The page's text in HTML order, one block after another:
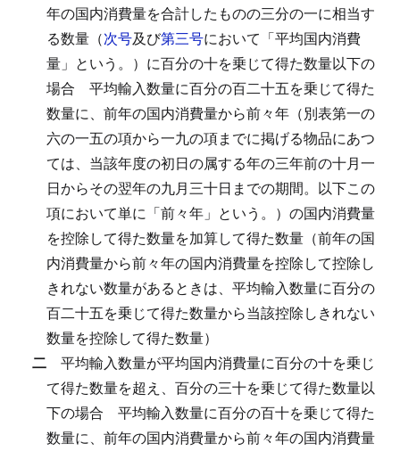
年の国内消費量を合計したものの三分の一に相当す
る数量（次号及び第三号において「平均国内消費
量」という。）に百分の十を乗じて得た数量以下の
場合
平均輸入数量に百分の百二十五を乗じて得た
数量に、前年の国内消費量から前々年（別表第一の
六の一五の項から一九の項までに掲げる物品にあつ
ては、当該年度の初日の属する年の三年前の十月一
日からその翌年の九月三十日までの期間。以下この
項において単に「前々年」という。）の国内消費量
を控除して得た数量を加算して得た数量（前年の国
内消費量から前々年の国内消費量を控除して控除し
きれない数量があるときは、平均輸入数量に百分の
百二十五を乗じて得た数量から当該控除しきれない
数量を控除して得た数量）
二
平均輸入数量が平均国内消費量に百分の十を乗じ
て得た数量を超え、百分の三十を乗じて得た数量以
下の場合
平均輸入数量に百分の百十を乗じて得た
数量に、前年の国内消費量から前々年の国内消費量